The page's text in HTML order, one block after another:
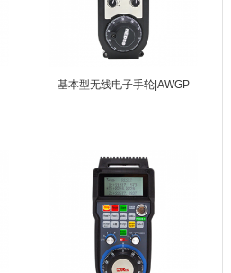
基本型无线电子手轮|AWGP